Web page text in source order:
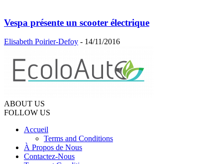
Vespa présente un scooter électrique
Elisabeth Poirier-Defoy - 14/11/2016
ABOUT US
FOLLOW US
Accueil
Terms and Conditions
À Propos de Nous
Contactez-Nous